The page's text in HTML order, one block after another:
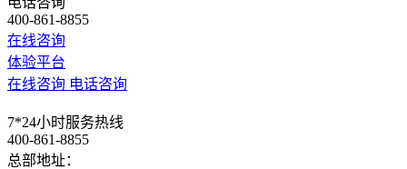
400-861-8855
在线咨询
体验平台
在线咨询 电话咨询
7*24小时服务热线
400-861-8855
总部地址：